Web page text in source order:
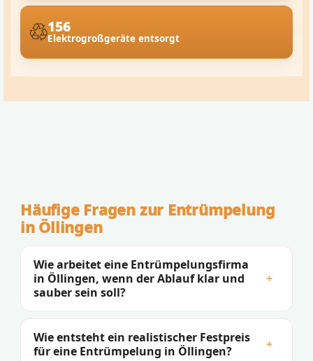
156
Elektrogroßgeräte entsorgt
Häufige Fragen zur Entrümpelung
in Öllingen
Wie arbeitet eine Entrümpelungsfirma
in Öllingen, wenn der Ablauf klar und
sauber sein soll?
+
Wie entsteht ein realistischer Festpreis
für eine Entrümpelung in Öllingen?
+